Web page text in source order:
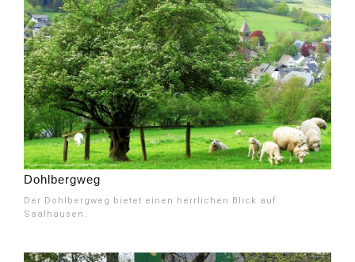
Dohlbergweg
Der Dohlbergweg bietet einen herrlichen Blick auf
Saalhausen.